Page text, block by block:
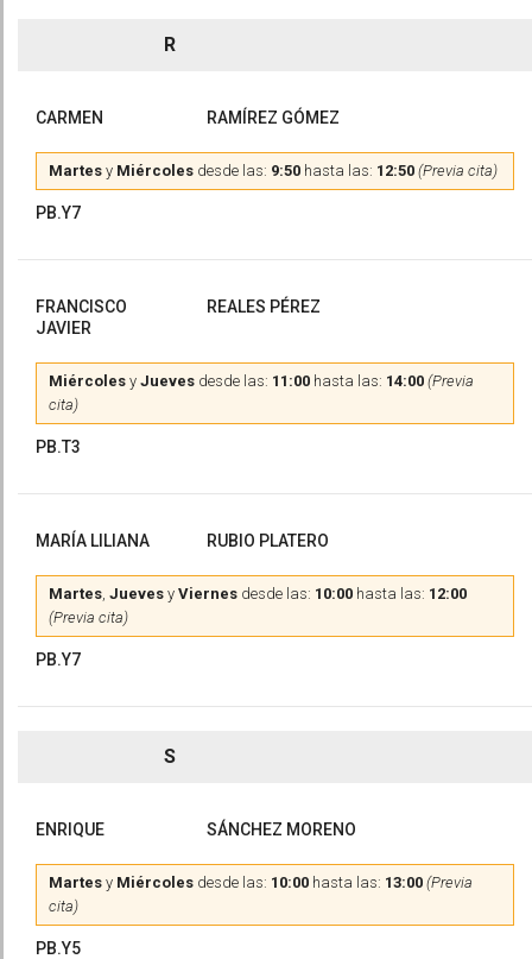
R
CARMEN RAMÍREZ GÓMEZ
Martes y Miércoles desde las: 9:50 hasta las: 12:50 (Previa cita)
PB.Y7
FRANCISCO
JAVIER
REALES PÉREZ
Miércoles y Jueves desde las: 11:00 hasta las: 14:00 (Previa
cita)
PB.T3
MARÍA LILIANA RUBIO PLATERO
Martes, Jueves y Viernes desde las: 10:00 hasta las: 12:00
(Previa cita)
PB.Y7
S
ENRIQUE SÁNCHEZ MORENO
Martes y Miércoles desde las: 10:00 hasta las: 13:00 (Previa
cita)
PB.Y5